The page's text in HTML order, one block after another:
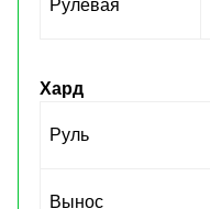
Рулевая
Хард
Руль
Вынос